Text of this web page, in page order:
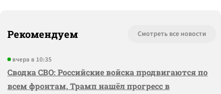
Рекомендуем Смотреть все новости
вчера в 10:35
Сводка СВО: Российские войска продвигаются по
всем фронтам, Трамп нашёл прогресс в